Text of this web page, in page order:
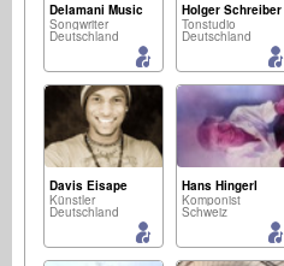
Delamani Music
Songwriter
Deutschland
Holger Schreiber
Tonstudio
Deutschland
Davis Eisape
Künstler
Deutschland
Hans Hingerl
Komponist
Schweiz